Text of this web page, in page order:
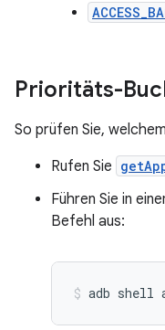
Prioritäts-
So prüfen Sie,
Rufen Sie
Führen Sie in
Befehl aus:
adb shell